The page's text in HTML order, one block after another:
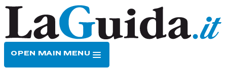
OPEN MAIN MENU